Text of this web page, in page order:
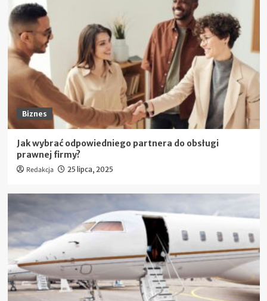
Biznes
Jak wybrać odpowiedniego partnera do obsługi
prawnej firmy?
Redakcja 25 lipca, 2025